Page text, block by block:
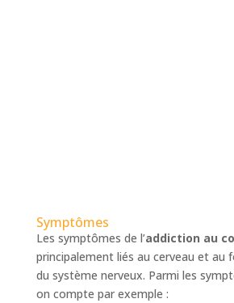
Symptômes
Les symptômes de l’addiction au
principalement liés au cerveau et au
du système nerveux. Parmi les
on compte par exemple :